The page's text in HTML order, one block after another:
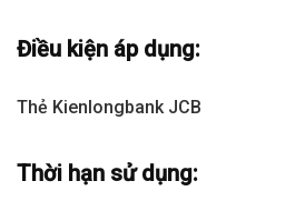
Điều kiện áp dụng:
Thẻ Kienlongbank JCB
Thời hạn sử dụng: